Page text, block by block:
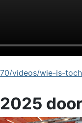
videos/wie-is-